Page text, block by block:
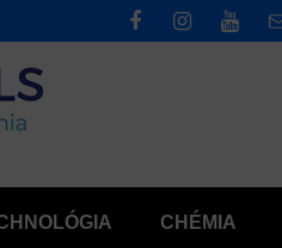
CHÉMIA